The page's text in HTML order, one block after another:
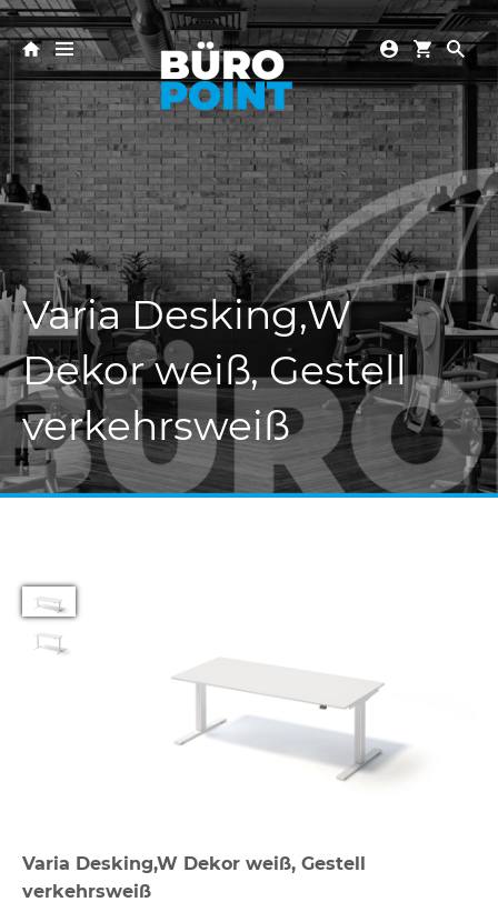
Varia Desking,W
Dekor weiß, Gestell
verkehrsweiß
Varia Desking,W Dekor weiß, Gestell
verkehrsweiß